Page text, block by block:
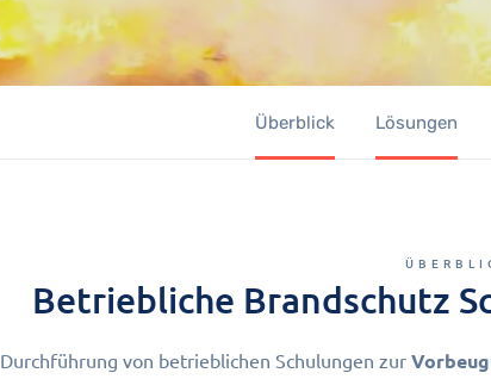
Überblick Lösungen
Betriebliche Brandschutz
Durchführung von betrieblichen Schulungen zur